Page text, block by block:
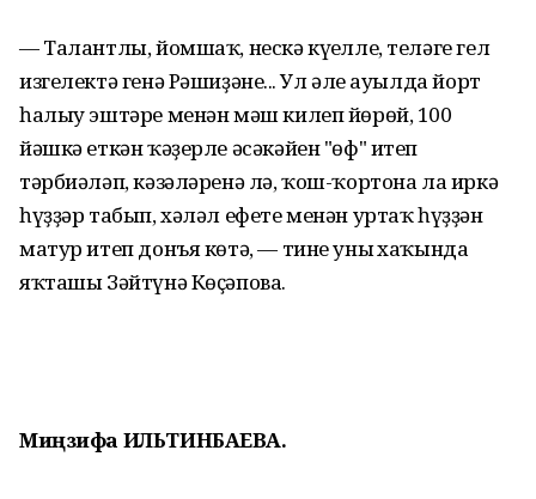
— Талантлы, йомшаҡ, нескә күңелле, теләге гел
изгелектә генә Рәшиҙәнең... Ул әле ауылда йорт
һалыу эштәре менән мәш килеп йөрөй, 100
йәшкә еткән ҡәҙерле әсәкәйен "өф" итеп
тәрбиәләп, кәзәләренә лә, ҡош-ҡортона ла иркә
һүҙҙәр табып, хәләл ефете менән уртаҡ һүҙҙән
матур итеп донъя көтә, — тине уның хаҡында
яҡташы Зәйтүнә Көҫәпова.
Миңзифа ИЛЬТИНБАЕВА.